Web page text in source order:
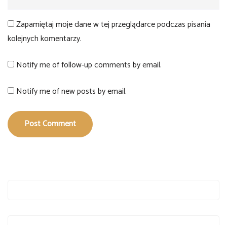
Zapamiętaj moje dane w tej przeglądarce podczas pisania
kolejnych komentarzy.
Notify me of follow-up comments by email.
Notify me of new posts by email.
Post Comment